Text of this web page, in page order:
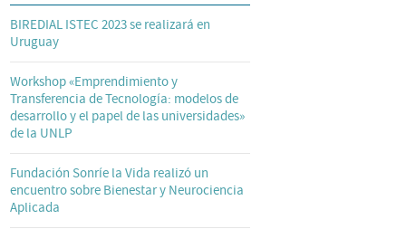
BIREDIAL ISTEC 2023 se realizará en
Uruguay
Workshop «Emprendimiento y
Transferencia de Tecnología: modelos de
desarrollo y el papel de las universidades»
de la UNLP
Fundación Sonríe la Vida realizó un
encuentro sobre Bienestar y Neurociencia
Aplicada